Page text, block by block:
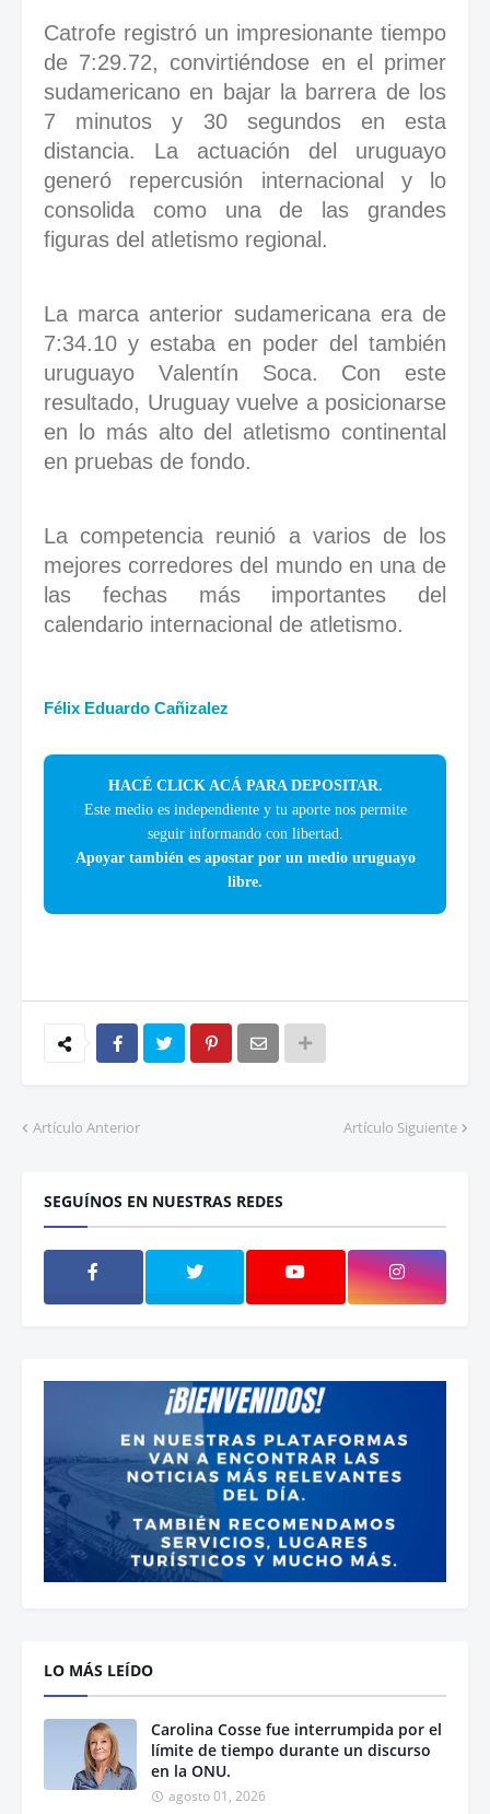
Catrofe registró un impresionante tiempo
de 7:29.72, convirtiéndose en el primer
sudamericano en bajar la barrera de los
7 minutos y 30 segundos en esta
distancia. La actuación del uruguayo
generó repercusión internacional y lo
consolida como una de las grandes
figuras del atletismo regional.
La marca anterior sudamericana era de
7:34.10 y estaba en poder del también
uruguayo Valentín Soca. Con este
resultado, Uruguay vuelve a posicionarse
en lo más alto del atletismo continental
en pruebas de fondo.
La competencia reunió a varios de los
mejores corredores del mundo en una de
las fechas más importantes del
calendario internacional de atletismo.
Félix Eduardo Cañizalez
HACÉ CLICK ACÁ PARA DEPOSITAR.
Este medio es independiente y tu aporte nos permite
seguir informando con libertad.
Apoyar también es apostar por un medio uruguayo
libre.
Artículo Anterior Artículo Siguiente
SEGUÍNOS EN NUESTRAS REDES
LO MÁS LEÍDO
Carolina Cosse fue interrumpida por el
límite de tiempo durante un discurso
en la ONU.
agosto 01, 2026